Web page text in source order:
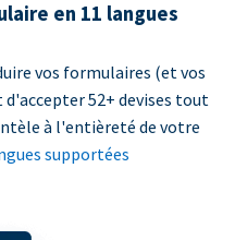
en 11 langues
vos formulaires (et vos
d'accepter 52+ devises tout
à l'entièreté de votre
supportées